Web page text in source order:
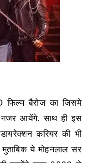
बैरोज का जिसमे
आयेंगे. साथ ही इस
करियर की भी
ये मोहनलाल सर